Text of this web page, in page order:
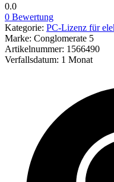
0.0
0 Bewertung
Kategorie: PC-Lizenz für
Marke: Conglomerate 5
Artikelnummer: 1566490
Verfallsdatum: 1 Monat